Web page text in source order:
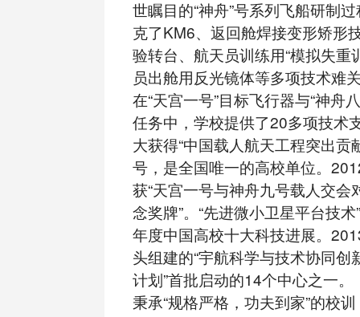
世瞩目的“神舟”号系列飞船研制
克了KM6、返回舱焊接变形矫形
验转台、航天员训练用“模拟失重
员出舱用反光镜体等多项技术难
在“天宫一号”目标飞行器与“神舟
任务中，学校提供了20多项技术
大获得“中国载人航天工程突出贡
号，是全国唯一的高校单位。
获“天宫一号与神舟九号载人交会
念奖牌”。“先进微小卫星平台技
年度中国高校十大科技进展。
头组建的“宇航科学与技术协同创
计划”首批启动的14个中心之一。
秉承“规格严格，功夫到家”的校